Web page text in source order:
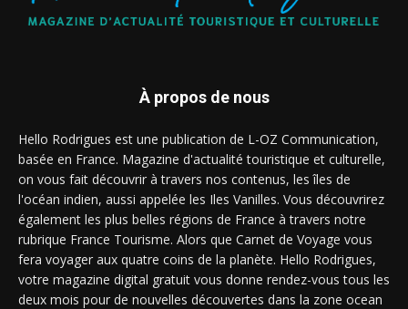
À propos de nous
Hello Rodrigues est une publication de L-OZ Communication,
basée en France. Magazine d'actualité touristique et culturelle,
on vous fait découvrir à travers nos contenus, les îles de
l'océan indien, aussi appelée les Iles Vanilles. Vous découvrirez
également les plus belles régions de France à travers notre
rubrique France Tourisme. Alors que Carnet de Voyage vous
fera voyager aux quatre coins de la planète. Hello Rodrigues,
votre magazine digital gratuit vous donne rendez-vous tous les
deux mois pour de nouvelles découvertes dans la zone ocean